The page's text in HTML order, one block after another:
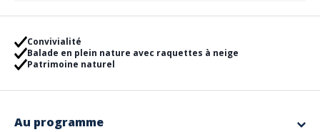
Convivialité
Balade en plein nature avec raquettes à neige
Patrimoine naturel
Au programme